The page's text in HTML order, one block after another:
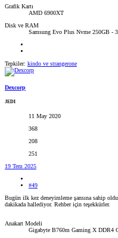
Grafik Kartı
AMD 6900XT
Disk ve RAM
Samsung Evo Plus Nvme 250GB -
Tepkiler: kindo ve strangerone
Dexcorp
JEDI
11 May 2020
368
208
251
19 Tem 2025
#49
Bugün ilk kez deneyimleme şansına sahip
dakikada hallediyor. Rehber için teşekkürler.
Anakart Modeli
Gigabyte B760m Gaming X DDR4